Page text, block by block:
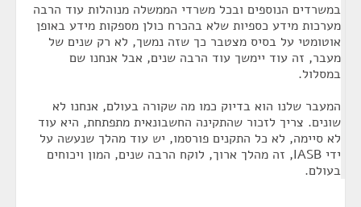
במשרדים הנוספים ובכל משרדי הממשלה מנוהלות עוד הרבה
מערכות מידע כספיות שלא בהכרח כולן מספקות מידע באופן
אוטומטי על בסיס מצטבר כך שזה נמשך, לא רק שנים של
מעבר, זה עוד יימשך עוד הרבה שנים, אבל אנחנו שם
במסלול.
המעבר שלנו הוא בדיוק כמו מה שקורה בעולם, אנחנו לא
שונים. צריך לזכור שהתקינה החשבונאית מתפתחת, היא עוד
לא סיימה, לא כל התקנים פורסמו, יש עוד מהלך שנעשה על
ידי IASB, זה מהלך ארוך, לוקח הרבה שנים, המון ויכוחים
בעולם.